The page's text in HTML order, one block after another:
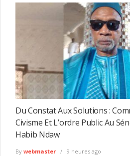
Du Constat Aux Solutions :
Civisme Et L’ordre Public Au
Habib Ndaw
By webmaster 9 heures ago